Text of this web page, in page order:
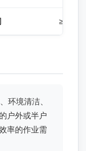
≥200
环境清洁、
户外或半户
率的作业需